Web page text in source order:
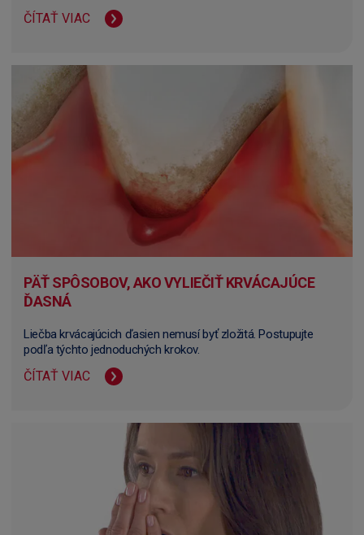
ČÍTAŤ VIAC
PÄŤ SPÔSOBOV, AKO VYLIEČIŤ KRVÁCAJÚCE
ĎASNÁ
Liečba krvácajúcich ďasien nemusí byť zložitá. Postupujte
podľa týchto jednoduchých krokov.
ČÍTAŤ VIAC